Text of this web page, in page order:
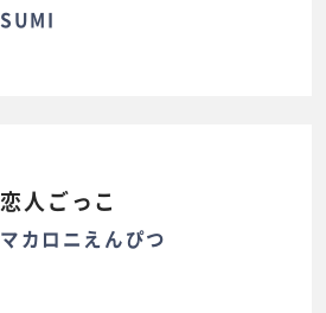
SUMI
恋人ごっこ
マカロニえんぴつ